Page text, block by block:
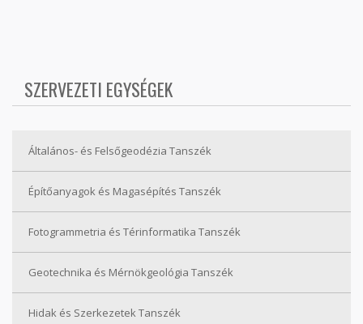
SZERVEZETI EGYSÉGEK
Általános- és Felsőgeodézia Tanszék
Építőanyagok és Magasépítés Tanszék
Fotogrammetria és Térinformatika Tanszék
Geotechnika és Mérnökgeológia Tanszék
Hidak és Szerkezetek Tanszék